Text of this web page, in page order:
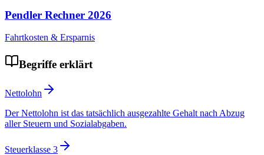
Pendler Rechner 2026
Fahrtkosten & Ersparnis
Begriffe erklärt
Nettolohn
Der Nettolohn ist das tatsächlich ausgezahlte Gehalt nach Abzug
aller Steuern und Sozialabgaben.
Steuerklasse 3